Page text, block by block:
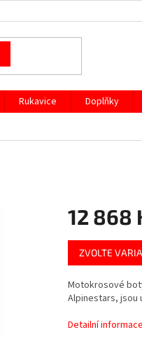
Rukavice Doplňky
12 868
Měrná
cena:
ZVOLTE
Motokrosové
Alpinestars,
Detailní informace